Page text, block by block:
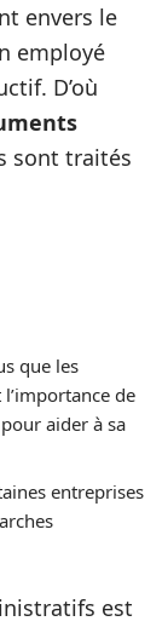
envers le
employé
D’où
sont traités
que les
de
aider à sa
entreprises
est